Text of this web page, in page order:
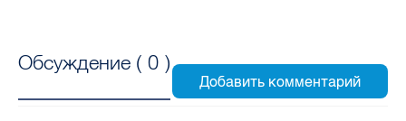
Обсуждение ( 0 )